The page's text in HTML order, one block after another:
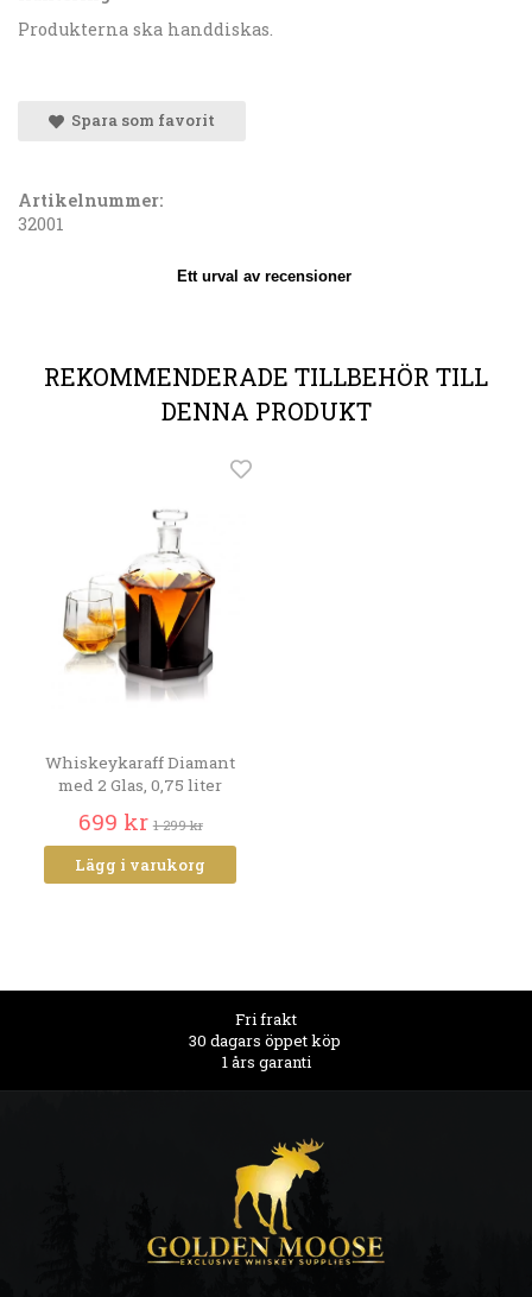
Produkterna ska handdiskas.
Spara som favorit
Artikelnummer:
32001
Ett urval av recensioner
REKOMMENDERADE TILLBEHÖR TILL
DENNA PRODUKT
Whiskeykaraff Diamant
med 2 Glas, 0,75 liter
699 kr 1 299 kr
Lägg i varukorg
Fri frakt
30 dagars öppet köp
1 års garanti